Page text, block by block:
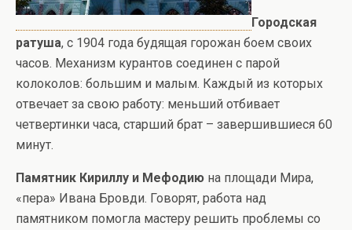
Городская
ратуша, с 1904 года будящая горожан боем своих
часов. Механизм курантов соединен с парой
колоколов: большим и малым. Каждый из которых
отвечает за свою работу: меньший отбивает
четвертинки часа, старший брат – завершившиеся 60
минут.
Памятник Кириллу и Мефодию на площади Мира,
«пера» Ивана Бровди. Говорят, работа над
памятником помогла мастеру решить проблемы со